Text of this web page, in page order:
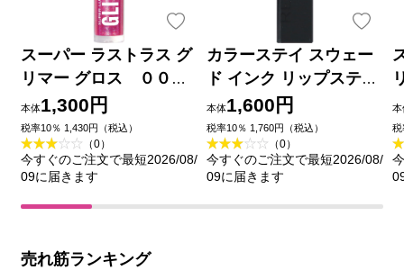
スーパー ラストラス グ
リマー グロス ００９
＿ レブロン
本体1,300円
税率10％ 1,430円（税込）
（0）
今すぐのご注文で最短2026/08/
09に届きます
カラーステイ スウェー
ド インク リップスティ
ック ０１６ ＿ レブロン
本体1,600円
税率10％ 1,760円（税込）
（0）
今すぐのご注文で最短2026/08/
09に届きます
本
税
売れ筋ランキング